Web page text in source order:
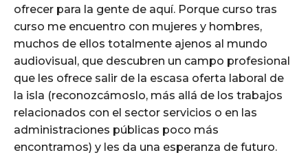
ofrecer para la gente de aquí. Porque curso tras
curso me encuentro con mujeres y hombres,
muchos de ellos totalmente ajenos al mundo
audiovisual, que descubren un campo profesional
que les ofrece salir de la escasa oferta laboral de
la isla (reconozcámoslo, más allá de los trabajos
relacionados con el sector servicios o en las
administraciones públicas poco más
encontramos) y les da una esperanza de futuro.